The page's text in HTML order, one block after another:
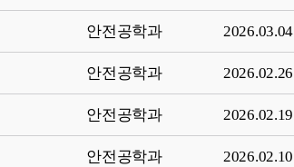
안전공학과 2026.03.04
안전공학과 2026.02.26
안전공학과 2026.02.19
안전공학과 2026.02.10